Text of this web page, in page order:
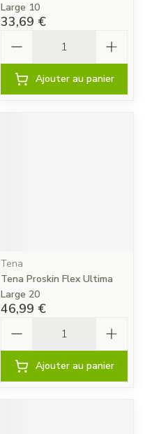
Large 10
33,69 €
Ajouter au panier
Tena
Tena Proskin Flex Ultima
Large 20
46,99 €
Ajouter au panier